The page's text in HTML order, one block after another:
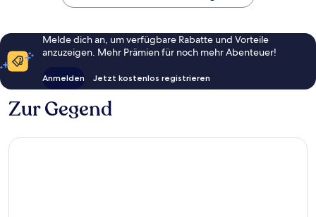
Melde dich an, um verfügbare Rabatte und Vorteile
anzuzeigen. Mehr Prämien für noch mehr Abenteuer!
Anmelden Jetzt kostenlos registrieren
Zur Gegend